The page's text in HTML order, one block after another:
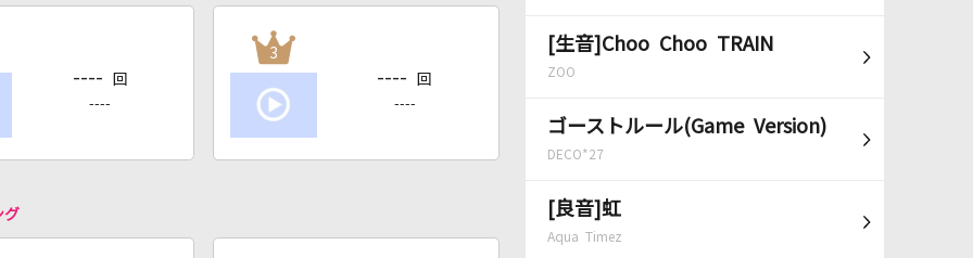
[生音]Choo Choo TRAIN
ZOO
ゴーストルール(Game Version)
DECO*27
[良音]虹
Aqua Timez
---- 回
----
3
---- 回
----
グ